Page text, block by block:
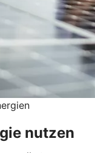
nutzen